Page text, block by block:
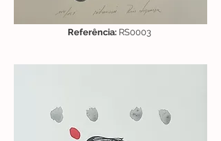
Referência: RS0003